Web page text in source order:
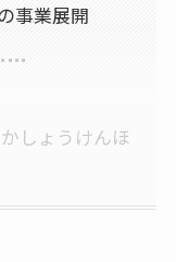
事業展開
しょうけんほ